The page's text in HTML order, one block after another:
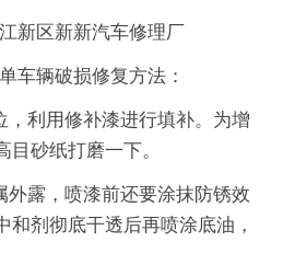
新区新新汽车修理厂
车辆破损修复方法：
，利用修补漆进行填补。为增
砂纸打磨一下。
外露，喷漆前还要涂抹防锈效
和剂彻底干透后再喷涂底油，